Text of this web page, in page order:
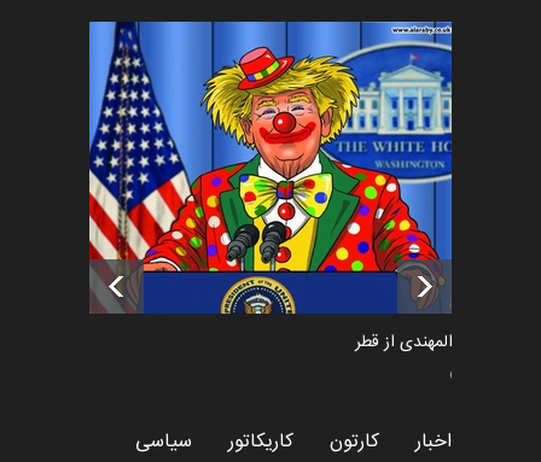
فراخوان رویداد کارگاهی کارتون و
پوستر "ایران سربل…
اخبار 6 ماه قبل
تسلیت به همکار | سهراب خیری
اخبار 6 ماه قبل
سعد المهندی از قطر
سیاسی
اخبار کارتون کاریکاتور سیاسی